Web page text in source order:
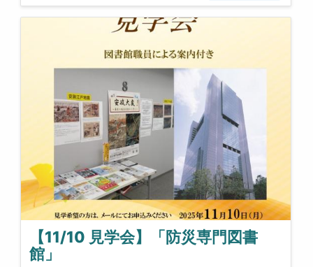
【11/10 見学会】「防災専門図書
館」